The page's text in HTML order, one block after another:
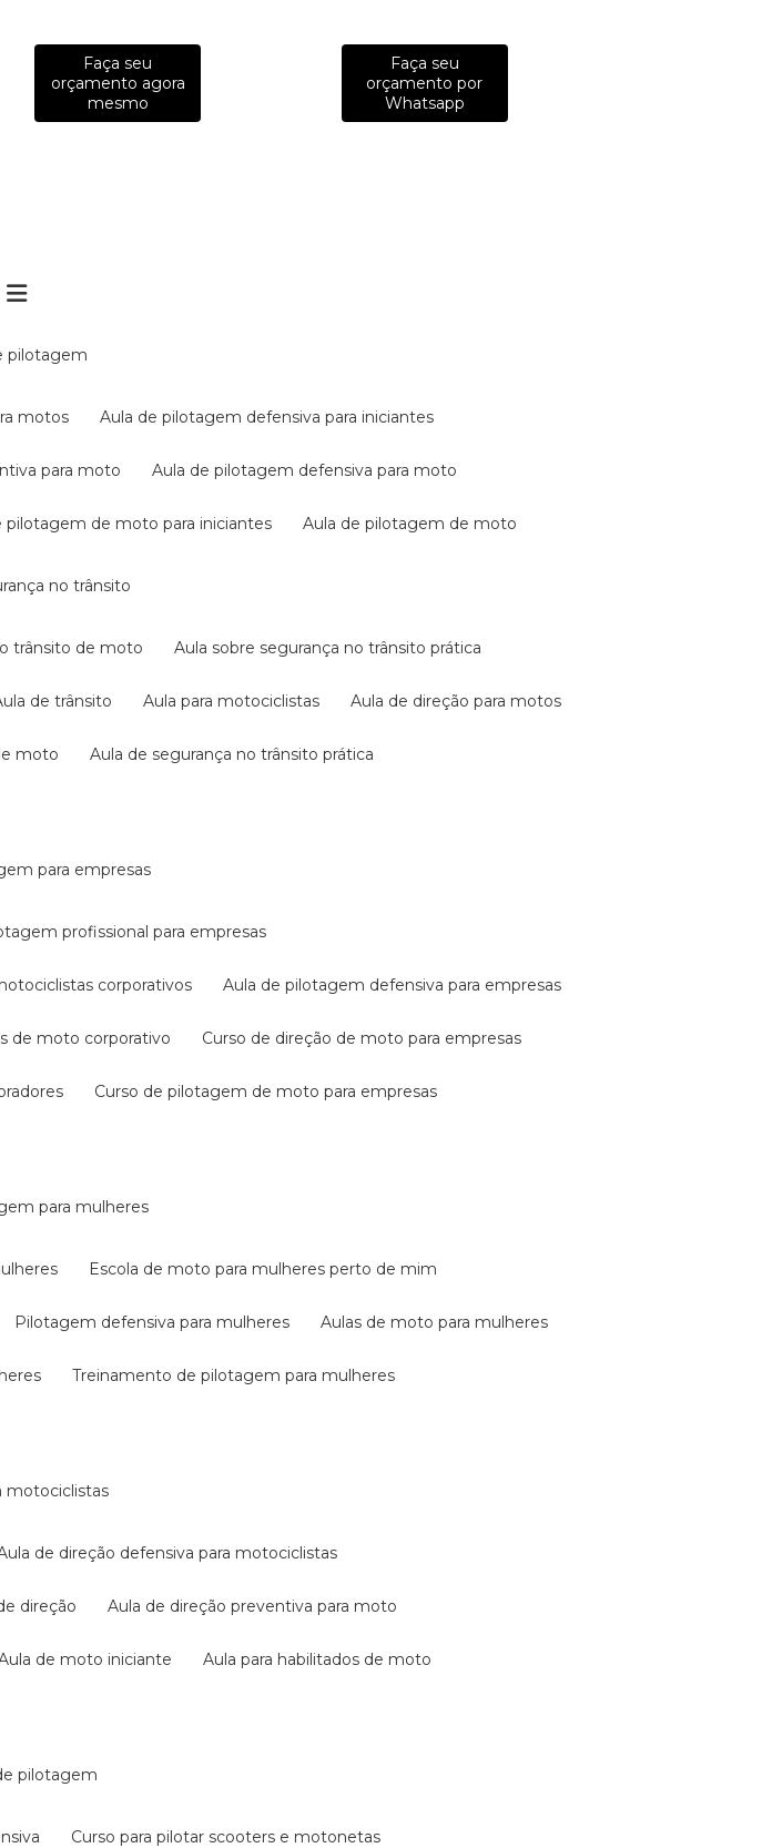
Faça seu
orçamento agora
mesmo
Faça seu
orçamento por
Whatsapp
pilotagem
motos aula de pilotagem defensiva para iniciantes
para moto aula de pilotagem defensiva para moto
pilotagem de moto para iniciantes aula de pilotagem de moto
no trânsito
trânsito de moto aula sobre segurança no trânsito prática
aula de trânsito aula para motociclistas aula de direção para motos
moto aula de segurança no trânsito prática
para empresas
profissional para empresas
corporativos aula de pilotagem defensiva para empresas
de moto corporativo curso de direção de moto para empresas
curso de pilotagem de moto para empresas
para mulheres
escola de moto para mulheres perto de mim
pilotagem defensiva para mulheres aulas de moto para mulheres
treinamento de pilotagem para mulheres
motociclistas
aula de direção defensiva para motociclistas
direção aula de direção preventiva para moto
aula de moto iniciante aula para habilitados de moto
pilotagem
curso para pilotar scooters e motonetas